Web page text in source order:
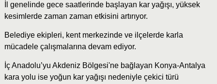
İl genelinde gece saatlerinde başlayan kar yağışı, yüksek
kesimlerde zaman zaman etkisini artırıyor.
Belediye ekipleri, kent merkezinde ve ilçelerde karla
mücadele çalışmalarına devam ediyor.
İç Anadolu’yu Akdeniz Bölgesi'ne bağlayan Konya-Antalya
kara yolu ise yoğun kar yağışı nedeniyle çekici türü